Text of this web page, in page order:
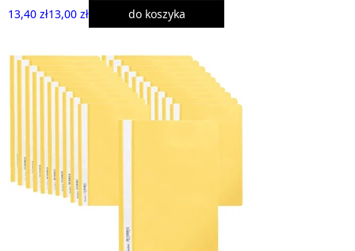
13,40 zł13,00 zł do koszyka